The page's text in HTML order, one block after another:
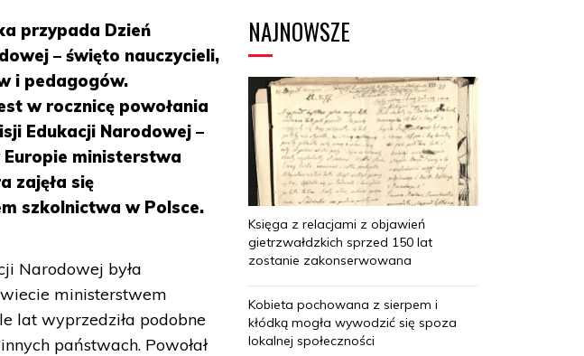
przypada Dzień
– święto nauczycieli,
i pedagogów.
w rocznicę powołania
Edukacji Narodowej –
ministerstwa
zajęła się
szkolnictwa w Polsce.
Narodowej była
ministerstwem
lat wyprzedziła podobne
państwach. Powołał
NAJNOWSZE
Księga z relacjami z objawień
gietrzwałdzkich sprzed 150 lat
zostanie zakonserwowana
Kobieta pochowana z sierpem i
kłódką mogła wywodzić się spoza
lokalnej społeczności